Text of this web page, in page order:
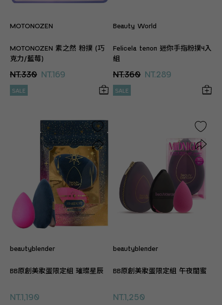
MOTONOZEN
MOTONOZEN 素之然 粉撲 (巧
克力/藍莓)
NT.330 NT.169
SALE
Beauty World
Felicela tenon 迷你手指粉撲4入
組
NT.360 NT.289
SALE
beautyblender
BB原創美妝蛋限定組 璀璨星辰
NT.1,190
beautyblender
BB原創美妝蛋限定組 午夜閨蜜
NT.1,250